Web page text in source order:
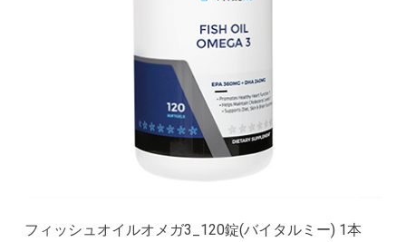
フィッシュオイルオメガ3_120錠(バイタルミー) 1本